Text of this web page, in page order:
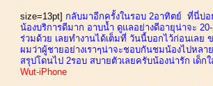
size=13pt] กลับมาอีกครั้งในรอบ 2อาทิตย์ ที่นี่บ่อ
น้องบริการดีมาก อาบน้ำ ดูแลอย่างดีอายุน่าจะ
ร่วมด้วย เลยทำงานได้เต็มที่ วันนี้บอกไว้ก่อนเล
ผมว่าผู้ชายอย่างเราๆน่าจะชอบกันชมน้องไปหล
สรุปโดนไป 2รอบ สบายตัวเลยครับน้องน่ารัก เด็ก
Wut-iPhone